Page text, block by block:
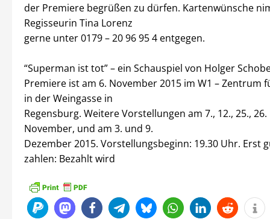
der Premiere begrüßen zu dürfen. Kartenwünsche
Regisseurin Tina Lorenz
gerne unter 0179 – 20 96 95 4 entgegen.
“Superman ist tot” – ein Schauspiel von Holger
Premiere ist am 6. November 2015 im W1 – Zentrum
in der Weingasse in
Regensburg. Weitere Vorstellungen am 7., 12., 25.,
November, und am 3. und 9.
Dezember 2015. Vorstellungsbeginn: 19.30 Uhr. Erst
zahlen: Bezahlt wird